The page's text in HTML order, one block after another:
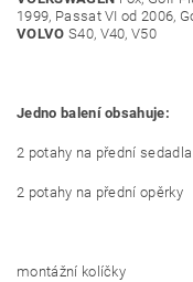
1999, Passat VI od 2006,
VOLVO S40, V40, V50
Jedno balení obsahuje:
2 potahy na přední sedadla
2 potahy na přední opěrky
montážní kolíčky